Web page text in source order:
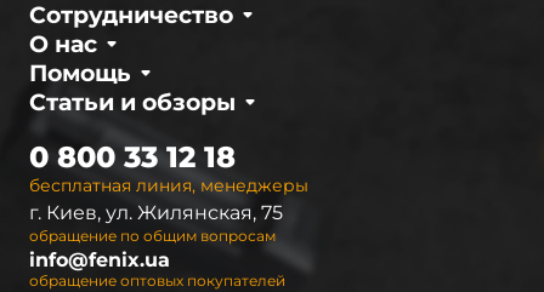
О нас
Сотрудничество
Статьи и обзоры
Помощь
бесплатная линия, менеджеры
0 800 33 12 18
г. Киев, ул. Жилянская, 75
обращение по общим вопросам
info@fenix.ua
обращение оптовых покупателей